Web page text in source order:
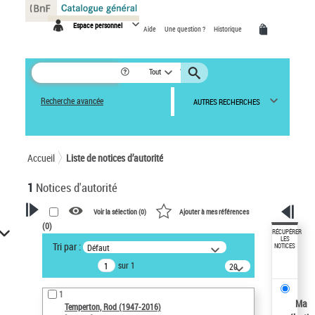
Espace personnel Aide Une question ? Historique
Tout
Recherche avancée AUTRES RECHERCHES
Accueil Liste de notices d’autorité
1 Notices d'autorité
VOTRE RECHERCHE
Recherche avancée dans les
notices d’autorité
Œuvres liées à l'auteur :
Temperton, Rod (1947-2016)
Voir la sélection (0) Ajouter à mes références
(0)
Tri par : Défaut
sur 1
20
résultats/page
1
Temperton, Rod (1947-2016)
RÉCUPÉRER
LES
NOTICES
Ma
Panneau de gestion des cookies